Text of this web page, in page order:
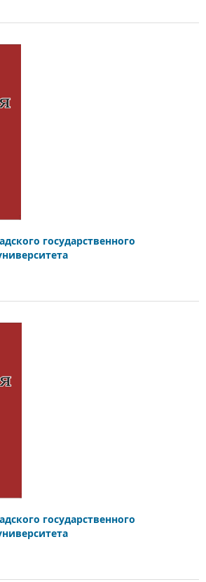
государственного
государственного